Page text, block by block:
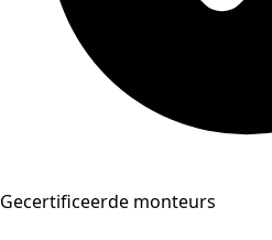
Gecertificeerde monteurs